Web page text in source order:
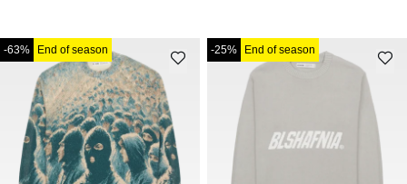
-63% End of season -25% End of season